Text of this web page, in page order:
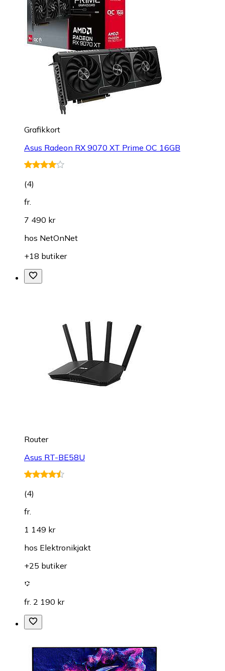
Grafikkort
Asus Radeon RX 9070 XT Prime OC 16GB
(4)
fr.
7 490 kr
hos NetOnNet
+18 butiker
Router
Asus RT-BE58U
(4)
fr.
1 149 kr
hos Elektronikjakt
+25 butiker
fr. 2 190 kr